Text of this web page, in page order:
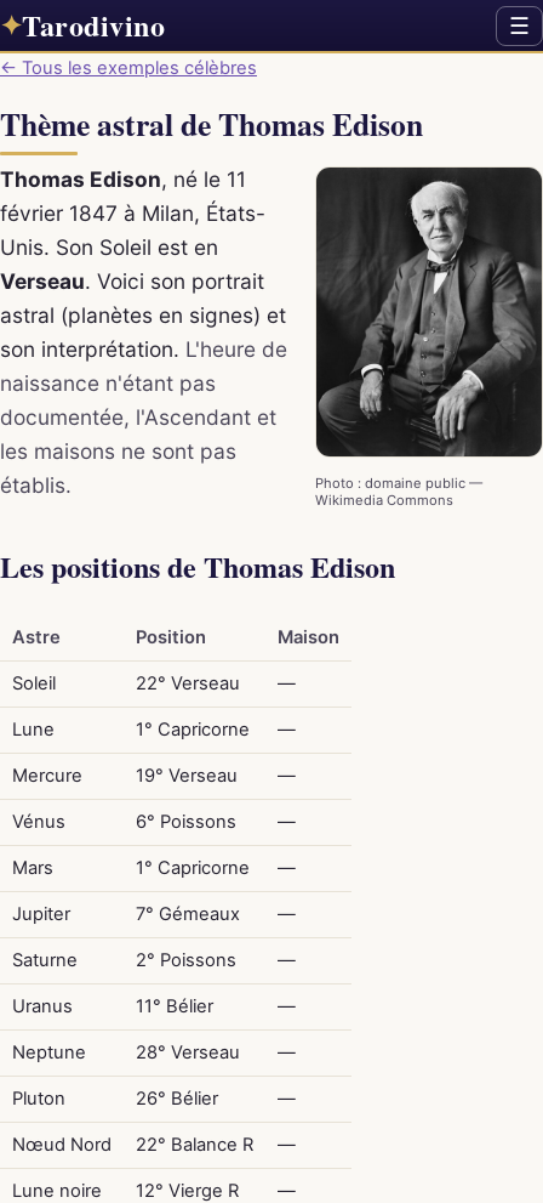
✦Tarodivino ☰
← Tous les exemples célèbres
Thème astral de Thomas Edison
Photo : domaine public —
Wikimedia Commons
Thomas Edison, né le 11
février 1847 à Milan, États-
Unis. Son Soleil est en
Verseau. Voici son portrait
astral (planètes en signes) et
son interprétation. L'heure de
naissance n'étant pas
documentée, l'Ascendant et
les maisons ne sont pas
établis.
Les positions de Thomas Edison
Astre Position Maison
Soleil 22° Verseau —
Lune 1° Capricorne —
Mercure 19° Verseau —
Vénus 6° Poissons —
Mars 1° Capricorne —
Jupiter 7° Gémeaux —
Saturne 2° Poissons —
Uranus 11° Bélier —
Neptune 28° Verseau —
Pluton 26° Bélier —
Nœud Nord 22° Balance R —
Lune noire 12° Vierge R —